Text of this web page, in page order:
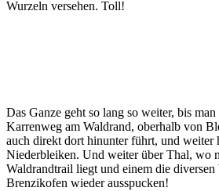
Wurzeln versehen. Toll!
Das Ganze geht so lang so weiter, bis
Karrenweg am Waldrand, oberhalb von
auch direkt dort hinunter führt, und weiter
Niederbleiken. Und weiter über Thal, wo
Waldrandtrail liegt und einem die
Brenzikofen wieder ausspucken!